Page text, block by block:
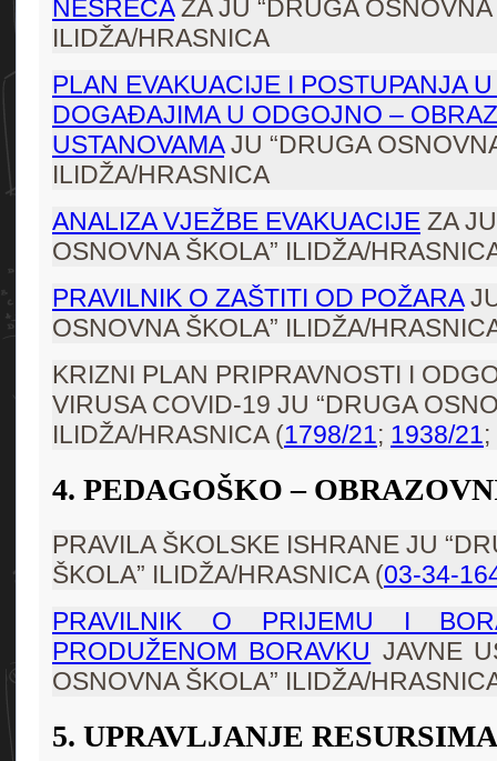
NESREĆAZA JU “DRUGA OSNOVNA
ILIDŽA/HRASNICA
PLAN EVAKUACIJE I POSTUPANJA
DOGAĐAJIMA U ODGOJNO –
USTANOVAMAJU “DRUGA
ILIDŽA/HRASNICA
ANALIZA VJEŽBE EVAKUACIJE ZA
OSNOVNA ŠKOLA” ILIDŽA/
PRAVILNIK O ZAŠTITI OD POŽARA
OSNOVNA ŠKOLA” ILIDŽA/
KRIZNI PLAN PRIPRAVNOSTI I
VIRUSA COVID-19 JU “DRUGA
ILIDŽA/HRASNICA (1798/21; 1938/21;
4. PEDAGOŠKO –
PRAVILA ŠKOLSKE ISHRANE JU
ŠKOLA” ILIDŽA/HRASNICA (03-34-
PRAVILNIK O PRIJEMU I
PRODUŽENOM BORAVKU JAVNE
OSNOVNA ŠKOLA” ILIDŽA/
5. UPRAVLJANJE RESURSIMA